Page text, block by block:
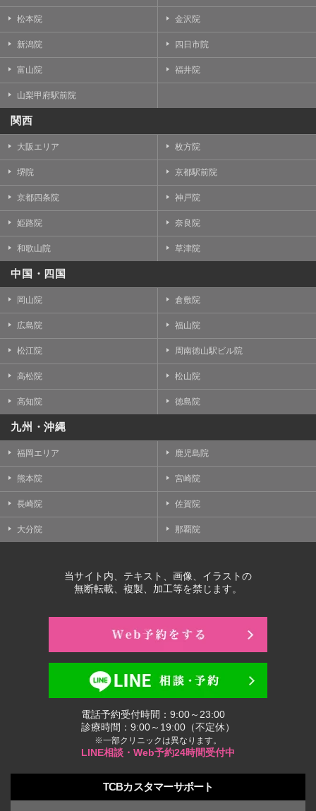
松本院 金沢院
新潟院 四日市院
富山院 福井院
山梨甲府駅前院
関西
大阪エリア 枚方院
堺院 京都駅前院
京都四条院 神戸院
姫路院 奈良院
和歌山院 草津院
中国・四国
岡山院 倉敷院
広島院 福山院
松江院 周南徳山駅ビル院
高松院 松山院
高知院 徳島院
九州・沖縄
福岡エリア 鹿児島院
熊本院 宮崎院
長崎院 佐賀院
大分院 那覇院
当サイト内、テキスト、画像、イラストの
無断転載、複製、加工等を禁じます。
電話予約受付時間：9:00～23:00
診療時間：9:00～19:00（不定休）
※一部クリニックは異なります。
LINE相談・Web予約24時間受付中
TCBカスタマーサポート